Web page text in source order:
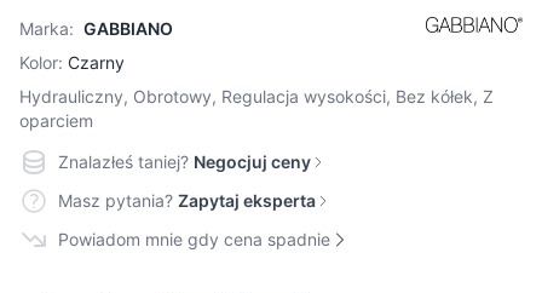
Marka: GABBIANO
Kolor: Czarny
Hydrauliczny, Obrotowy, Regulacja wysokości, Bez kółek, Z
oparciem
Znalazłeś taniej? Negocjuj ceny
Masz pytania? Zapytaj eksperta
Powiadom mnie gdy cena spadnie